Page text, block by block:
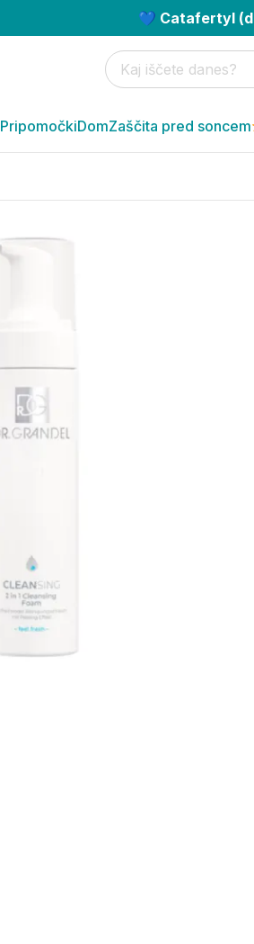
💙 Catafertyl
PripomočkiDomZaščita pred